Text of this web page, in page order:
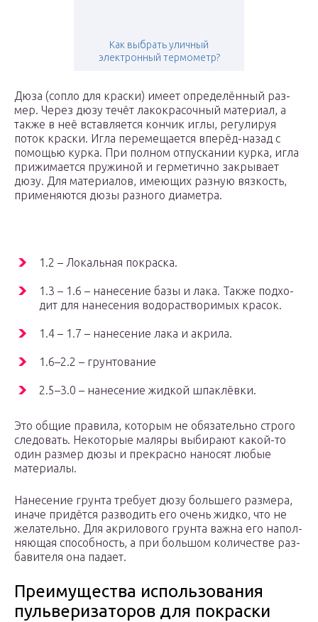
Как выбрать уличный
электронный термометр?
Дюза (сопло для крас­ки) име­ет опре­де­лён­ный раз­
мер. Через дюзу течёт лако­кра­соч­ный мате­ри­ал, а
так­же в неё встав­ля­ет­ся кон­чик иглы, регу­ли­руя
поток крас­ки. Игла пере­ме­ща­ет­ся впе­рёд-назад с
помо­щью кур­ка. При пол­ном отпус­ка­нии кур­ка, игла
при­жи­ма­ет­ся пру­жи­ной и гер­ме­тич­но закры­ва­ет
дюзу. Для мате­ри­а­лов, име­ю­щих раз­ную вяз­кость,
при­ме­ня­ют­ся дюзы раз­но­го диаметра.
1.2 – Локаль­ная покраска.
1.3 – 1.6 – нане­се­ние базы и лака. Так­же под­хо­
дит для нане­се­ния водо­рас­тво­ри­мых красок.
1.4 – 1.7 – нане­се­ние лака и акрила.
1.6–2.2 – грунтование
2.5–3.0 – нане­се­ние жид­кой шпаклёвки.
Это общие пра­ви­ла, кото­рым не обя­за­тель­но стро­го
сле­до­вать. Неко­то­рые маля­ры выби­ра­ют какой-то
один раз­мер дюзы и пре­крас­но нано­сят любые
материалы.
Нане­се­ние грун­та тре­бу­ет дюзу боль­ше­го раз­ме­ра,
ина­че при­дёт­ся раз­во­дить его очень жид­ко, что не
жела­тель­но. Для акри­ло­во­го грун­та важ­на его напол­
ня­ю­щая спо­соб­ность, а при боль­шом коли­че­стве раз­
ба­ви­те­ля она падает.
Преимущества использования
пульверизаторов для покраски